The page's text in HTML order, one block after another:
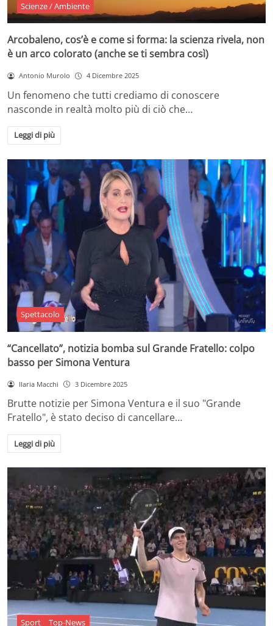
Scienze / Ambiente
Arcobaleno, cos’è e come si forma: la scienza rivela, non
è un arco colorato (anche se ti sembra così)
Antonio Murolo 4 Dicembre 2025
Un fenomeno che tutti crediamo di conoscere
nasconde in realtà molto più di ciò che…
Leggi di più
Spettacolo
“Cancellato”, notizia bomba sul Grande Fratello: colpo
basso per Simona Ventura
Ilaria Macchi 3 Dicembre 2025
Brutte notizie per Simona Ventura e il suo "Grande
Fratello", è stato deciso di cancellare…
Leggi di più
Sport Top-News